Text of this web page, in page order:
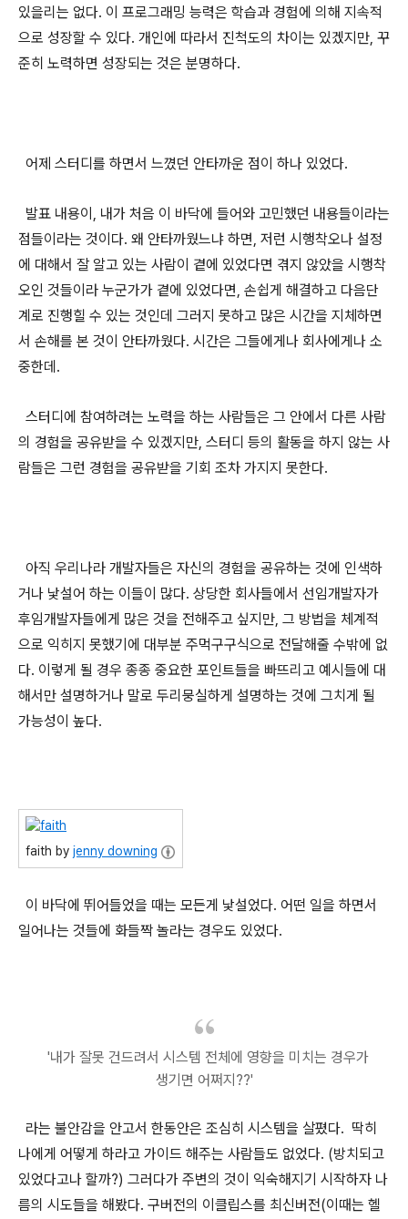
있을리는 없다. 이 프로그래밍 능력은 학습과 경험에 의해 지속적
으로 성장할 수 있다. 개인에 따라서 진척도의 차이는 있겠지만, 꾸
준히 노력하면 성장되는 것은 분명하다.
어제 스터디를 하면서 느꼈던 안타까운 점이 하나 있었다.
발표 내용이, 내가 처음 이 바닥에 들어와 고민했던 내용들이라는
점들이라는 것이다. 왜 안타까웠느냐 하면, 저런 시행착오나 설정
에 대해서 잘 알고 있는 사람이 곁에 있었다면 겪지 않았을 시행착
오인 것들이라 누군가가 곁에 있었다면, 손쉽게 해결하고 다음단
계로 진행힐 수 있는 것인데 그러지 못하고 많은 시간을 지체하면
서 손해를 본 것이 안타까웠다. 시간은 그들에게나 회사에게나 소
중한데.
스터디에 참여하려는 노력을 하는 사람들은 그 안에서 다른 사람
의 경험을 공유받을 수 있겠지만, 스터디 등의 활동을 하지 않는 사
람들은 그런 경험을 공유받을 기회 조차 가지지 못한다.
아직 우리나라 개발자들은 자신의 경험을 공유하는 것에 인색하
거나 낯설어 하는 이들이 많다. 상당한 회사들에서 선임개발자가
후임개발자들에게 많은 것을 전해주고 싶지만, 그 방법을 체계적
으로 익히지 못했기에 대부분 주먹구구식으로 전달해줄 수밖에 없
다. 이렇게 될 경우 종종 중요한 포인트들을 빠뜨리고 예시들에 대
해서만 설명하거나 말로 두리뭉실하게 설명하는 것에 그치게 될
가능성이 높다.
faith by jenny downing
이 바닥에 뛰어들었을 때는 모든게 낯설었다. 어떤 일을 하면서
일어나는 것들에 화들짝 놀라는 경우도 있었다.
'내가 잘못 건드려서 시스템 전체에 영향을 미치는 경우가
생기면 어쩌지??'
라는 불안감을 안고서 한동안은 조심히 시스템을 살폈다. 딱히
나에게 어떻게 하라고 가이드 해주는 사람들도 없었다. (방치되고
있었다고나 할까?) 그러다가 주변의 것이 익숙해지기 시작하자 나
름의 시도들을 해봤다. 구버전의 이클립스를 최신버전(이때는 헬